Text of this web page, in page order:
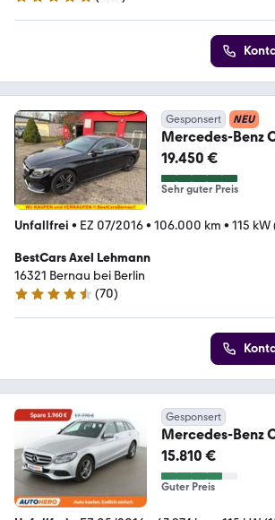
4.9 Sterne
Gesponsert NEU
Mercedes-Benz
NAVI AMG Style
Sty
19.450 €
Sehr guter Preis
Unfallfrei • EZ 07/2016• 106.000 km • 115 kW
BestCars Axel Lehmann
16321 Bernau bei Berlin
4.7 Sterne
(70)
Gesponsert
Mercedes-Benz
Avantgarde
15.810 €
Guter Preis